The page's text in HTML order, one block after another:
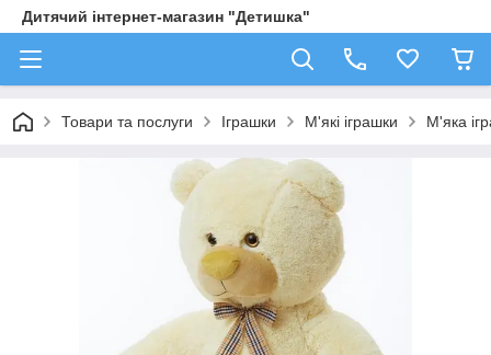
Дитячий інтернет-магазин "Детишка"
Товари та послуги Іграшки М'які іграшки М'яка